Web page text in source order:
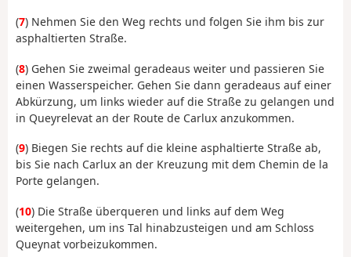
(7) Nehmen Sie den Weg rechts und folgen Sie ihm bis zur
asphaltierten Straße.
(8) Gehen Sie zweimal geradeaus weiter und passieren Sie
einen Wasserspeicher. Gehen Sie dann geradeaus auf einer
Abkürzung, um links wieder auf die Straße zu gelangen und
in Queyrelevat an der Route de Carlux anzukommen.
(9) Biegen Sie rechts auf die kleine asphaltierte Straße ab,
bis Sie nach Carlux an der Kreuzung mit dem Chemin de la
Porte gelangen.
(10) Die Straße überqueren und links auf dem Weg
weitergehen, um ins Tal hinabzusteigen und am Schloss
Queynat vorbeizukommen.